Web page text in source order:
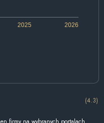
2026
2025
(4.3)